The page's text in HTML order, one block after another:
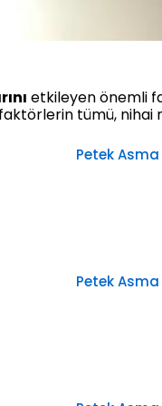
etkileyen önemli
tümü, nihai
Petek
Petek